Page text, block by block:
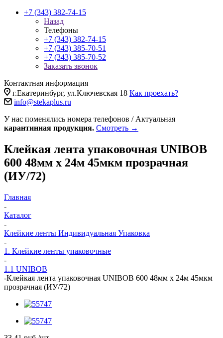
+7 (343) 382-74-15
Назад
Телефоны
+7 (343) 382-74-15
+7 (343) 385-70-51
+7 (343) 385-70-52
Заказать звонок
Контактная информация
г.Екатеринбург, ул.Ключевская 18 Как проехать?
info@stekaplus.ru
У нас поменялись номера телефонов / Актуальная
карантинная продукция. Смотреть →
Клейкая лента упаковочная UNIBOB
600 48мм х 24м 45мкм прозрачная
(ИУ/72)
Главная
-
Каталог
-
Клейкие ленты Индивидуальная Упаковка
-
1. Клейкие ленты упаковочные
-
1.1 UNIBOB
-Клейкая лента упаковочная UNIBOB 600 48мм х 24м 45мкм
прозрачная (ИУ/72)